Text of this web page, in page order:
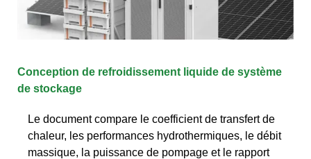
Conception de refroidissement liquide de système
de stockage
Le document compare le coefficient de transfert de
chaleur, les performances hydrothermiques, le débit
massique, la puissance de pompage et le rapport